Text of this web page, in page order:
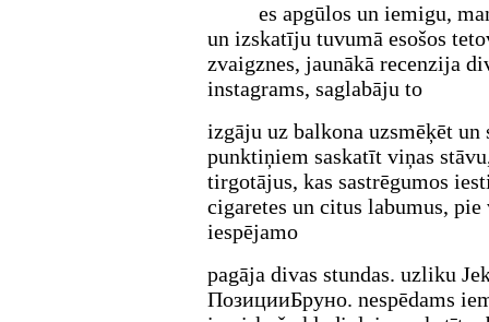
es apgūlos un iemigu,
un izskatīju tuvumā esošos
zvaigznes, jaunākā recenzija
instagrams, saglabāju to
izgāju uz balkona uzsmēķēt
punktiņiem saskatīt viņas
tirgotājus, kas sastrēgumos
cigaretes un citus labumus,
iespējamo
pagāja divas stundas. uzliku
ПозицииБруно. nespēdams